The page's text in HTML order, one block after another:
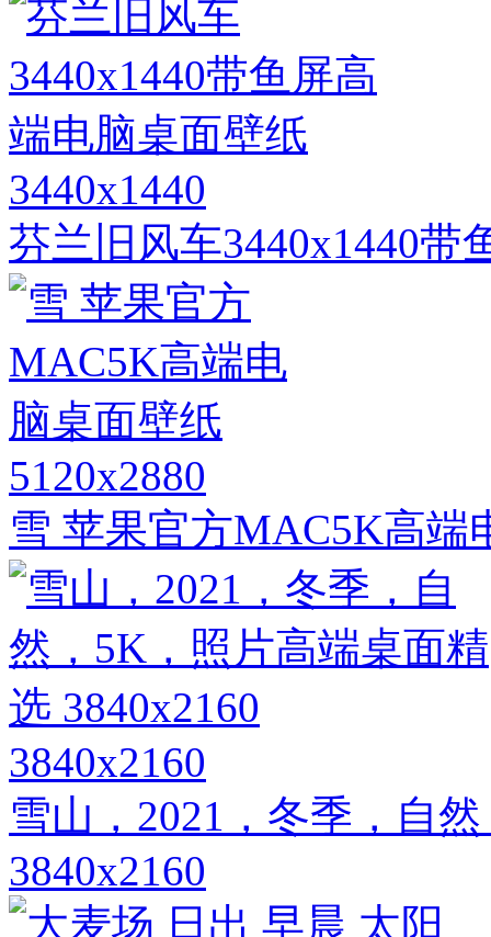
3440x1440
芬兰旧风车3440x1440带
5120x2880
雪 苹果官方MAC5K高端
3840x2160
雪山，2021，冬季，自
3840x2160